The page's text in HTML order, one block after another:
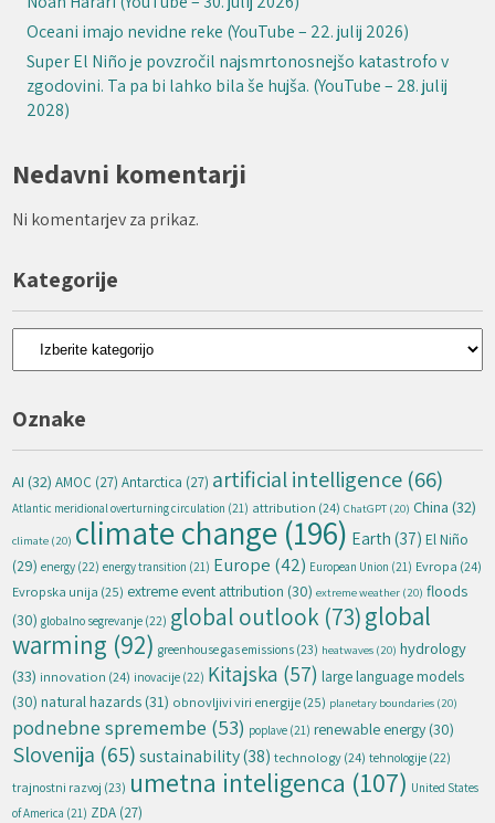
Oceani imajo nevidne reke (YouTube – 22. julij 2026)
Super El Niño je povzročil najsmrtonosnejšo katastrofo v
zgodovini. Ta pa bi lahko bila še hujša. (YouTube – 28. julij
2028)
Nedavni komentarji
Ni komentarjev za prikaz.
Kategorije
Kategorije
Oznake
AI (32) AMOC (27) Antarctica (27) artificial intelligence (66)
Atlantic meridional overturning circulation (21) attribution (24) ChatGPT (20) China (32)
climate (20) climate change (196) Earth (37) El Niño
(29) energy (22) energy transition (21) Europe (42) European Union (21) Evropa (24)
Evropska unija (25) extreme event attribution (30) extreme weather (20) floods
(30) globalno segrevanje (22) global outlook (73)global
warming (92) greenhouse gas emissions (23) heatwaves (20) hydrology
(33) innovation (24) inovacije (22) Kitajska (57) large language models
(30) natural hazards (31) obnovljivi viri energije(25) planetary boundaries (20)
podnebne spremembe (53) poplave (21) renewable energy (30)
Slovenija (65) sustainability(38) technology(24) tehnologije (22)
trajnostni razvoj (23) umetna inteligenca (107) United States
of America (21) ZDA (27)